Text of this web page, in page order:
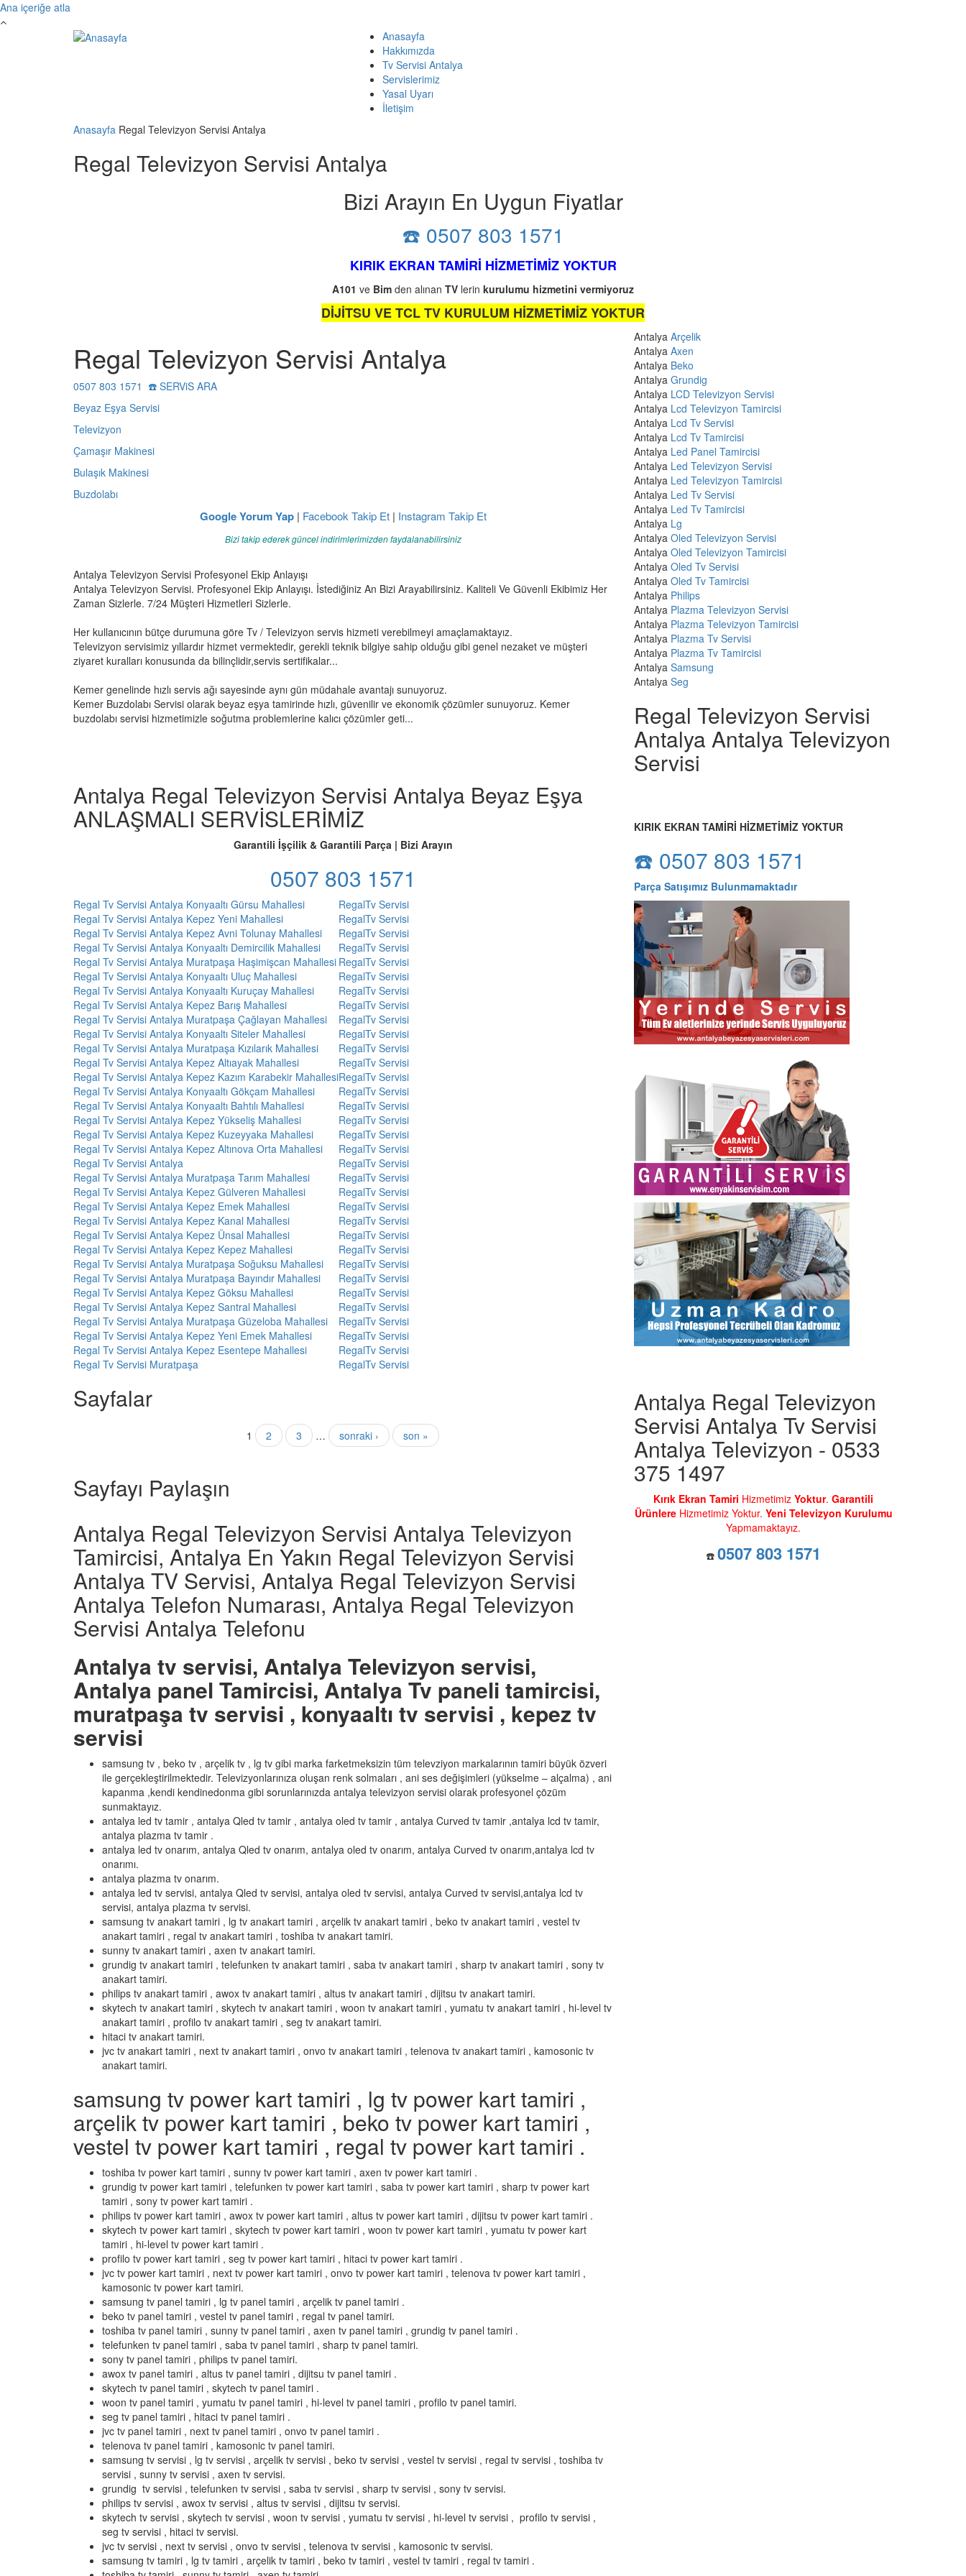
Ana içeriğe atla
Anasayfa
Hakkımızda
Tv Servisi Antalya
Servislerimiz
Yasal Uyarı
İletişim
Anasayfa Regal Televizyon Servisi Antalya
Regal Televizyon Servisi Antalya
Bizi Arayın En Uygun Fiyatlar
☎️ 0507 803 1571
KIRIK EKRAN TAMİRİ HİZMETİMİZ YOKTUR
A101 ve Bim den alınan TV lerin kurulumu hizmetini vermiyoruz
DİJİTSU VE TCL TV KURULUM HİZMETİMİZ YOKTUR
Regal Televizyon Servisi Antalya
0507 803 1571 ☎️ SERViS ARA
Beyaz Eşya Servisi
Televizyon
Çamaşır Makinesi
Bulaşık Makinesi
Buzdolabı
Google Yorum Yap| Facebook Takip Et| Instagram Takip Et
Bizi takip ederek güncel indirimlerimizden faydalanabilirsiniz
Antalya Televizyon Servisi Profesyonel Ekip Anlayışı
Antalya Televizyon Servisi. Profesyonel Ekip Anlayışı. İstediğiniz An Bizi Arayabilirsiniz. Kaliteli Ve Güvenli Ekibimiz Her
Zaman Sizlerle. 7/24 Müşteri Hizmetleri Sizlerle.
Her kullanıcının bütçe durumuna göre Tv / Televizyon servis hizmeti verebilmeyi amaçlamaktayız.
Televizyon servisimiz yıllardır hizmet vermektedir, gerekli teknik bilgiye sahip olduğu gibi genel nezaket ve müşteri
ziyaret kuralları konusunda da bilinçlidir,servis sertifikalar...
Kemer genelinde hızlı servis ağı sayesinde aynı gün müdahale avantajı sunuyoruz.
Kemer Buzdolabı Servisi olarak beyaz eşya tamirinde hızlı, güvenilir ve ekonomik çözümler sunuyoruz. Kemer
buzdolabı servisi hizmetimizle soğutma problemlerine kalıcı çözümler geti...
Antalya Regal Televizyon Servisi Antalya Beyaz Eşya
ANLAŞMALI SERVİSLERİMİZ
Garantili İşçilik & Garantili Parça | Bizi Arayın
0507 803 1571
Regal Tv Servisi Antalya Konyaaltı Gürsu Mahallesi RegalTv Servisi
Regal Tv Servisi Antalya Kepez Yeni Mahallesi
RegalTv Servisi
Regal Tv Servisi Antalya Kepez Avni Tolunay Mahallesi
RegalTv Servisi
Regal Tv Servisi Antalya Konyaaltı Demircilik Mahallesi
RegalTv Servisi
Regal Tv Servisi Antalya Muratpaşa Haşimişcan Mahallesi RegalTv Servisi
Regal Tv Servisi Antalya Konyaaltı Uluç Mahallesi
RegalTv Servisi
Regal Tv Servisi Antalya Konyaaltı Kuruçay Mahallesi
RegalTv Servisi
Regal Tv Servisi Antalya Kepez Barış Mahallesi
RegalTv Servisi
Regal Tv Servisi Antalya Muratpaşa Çağlayan Mahallesi
RegalTv Servisi
Regal Tv Servisi Antalya Konyaaltı Siteler Mahallesi
RegalTv Servisi
Regal Tv Servisi Antalya Muratpaşa Kızılarık Mahallesi
RegalTv Servisi
Regal Tv Servisi Antalya Kepez Altıayak Mahallesi
RegalTv Servisi
Regal Tv Servisi Antalya Kepez Kazım Karabekir MahallesiRegalTv Servisi
Regal Tv Servisi Antalya Konyaaltı Gökçam Mahallesi
RegalTv Servisi
Regal Tv Servisi Antalya Konyaaltı Bahtılı Mahallesi
RegalTv Servisi
Regal Tv Servisi Antalya Kepez Yükseliş Mahallesi
RegalTv Servisi
Regal Tv Servisi Antalya Kepez Kuzeyyaka Mahallesi
RegalTv Servisi
Regal Tv Servisi Antalya Kepez Altınova Orta Mahallesi
RegalTv Servisi
Regal Tv Servisi Antalya
RegalTv Servisi
Regal Tv Servisi Antalya Muratpaşa Tarım Mahallesi
RegalTv Servisi
Regal Tv Servisi Antalya Kepez Gülveren Mahallesi
RegalTv Servisi
Regal Tv Servisi Antalya Kepez Emek Mahallesi
RegalTv Servisi
Regal Tv Servisi Antalya Kepez Kanal Mahallesi
RegalTv Servisi
Regal Tv Servisi Antalya Kepez Ünsal Mahallesi
RegalTv Servisi
Regal Tv Servisi Antalya Kepez Kepez Mahallesi
RegalTv Servisi
Regal Tv Servisi Antalya Muratpaşa Soğuksu Mahallesi
RegalTv Servisi
Regal Tv Servisi Antalya Muratpaşa Bayındır Mahallesi
RegalTv Servisi
Regal Tv Servisi Antalya Kepez Göksu Mahallesi
RegalTv Servisi
Regal Tv Servisi Antalya Kepez Santral Mahallesi
RegalTv Servisi
Regal Tv Servisi Antalya Muratpaşa Güzeloba Mahallesi
RegalTv Servisi
Regal Tv Servisi Antalya Kepez Yeni Emek Mahallesi
RegalTv Servisi
Regal Tv Servisi Antalya Kepez Esentepe Mahallesi
RegalTv Servisi
Regal Tv Servisi Muratpaşa
RegalTv Servisi
Sayfalar
1 2 3 … sonraki › son »
Sayfayı Paylaşın
Antalya Regal Televizyon Servisi Antalya Televizyon
Tamircisi, Antalya En Yakın Regal Televizyon Servisi
Antalya TV Servisi, Antalya Regal Televizyon Servisi
Antalya Telefon Numarası, Antalya Regal Televizyon
Servisi Antalya Telefonu
Antalya tv servisi, Antalya Televizyon servisi,
Antalya panel Tamircisi, Antalya Tv paneli tamircisi,
muratpaşa tv servisi , konyaaltı tv servisi , kepez tv
servisi
samsung tv , beko tv , arçelik tv , lg tv gibi marka farketmeksizin tüm televziyon markalarının tamiri büyük özveri
ile gerçekleştirilmektedir. Televizyonlarınıza oluşan renk solmaları , ani ses değişimleri (yükselme – alçalma) , ani
kapanma ,kendi kendinedonma gibi sorunlarınızda antalya televizyon servisi olarak profesyonel çözüm
sunmaktayız.
antalya led tv tamir , antalya Qled tv tamir , antalya oled tv tamir , antalya Curved tv tamir ,antalya lcd tv tamir,
antalya plazma tv tamir .
antalya led tv onarım, antalya Qled tv onarım, antalya oled tv onarım, antalya Curved tv onarım,antalya lcd tv
onarımı.
antalya plazma tv onarım.
antalya led tv servisi, antalya Qled tv servisi, antalya oled tv servisi, antalya Curved tv servisi,antalya lcd tv
servisi, antalya plazma tv servisi.
samsung tv anakart tamiri , lg tv anakart tamiri , arçelik tv anakart tamiri , beko tv anakart tamiri , vestel tv
anakart tamiri , regal tv anakart tamiri , toshiba tv anakart tamiri.
sunny tv anakart tamiri , axen tv anakart tamiri.
grundig tv anakart tamiri , telefunken tv anakart tamiri , saba tv anakart tamiri , sharp tv anakart tamiri , sony tv
anakart tamiri.
philips tv anakart tamiri , awox tv anakart tamiri , altus tv anakart tamiri , dijitsu tv anakart tamiri.
skytech tv anakart tamiri , skytech tv anakart tamiri , woon tv anakart tamiri , yumatu tv anakart tamiri , hi-level tv
anakart tamiri , profilo tv anakart tamiri , seg tv anakart tamiri.
hitaci tv anakart tamiri.
jvc tv anakart tamiri , next tv anakart tamiri , onvo tv anakart tamiri , telenova tv anakart tamiri , kamosonic tv
anakart tamiri.
samsung tv power kart tamiri , lg tv power kart tamiri ,
arçelik tv power kart tamiri , beko tv power kart tamiri ,
vestel tv power kart tamiri , regal tv power kart tamiri .
toshiba tv power kart tamiri , sunny tv power kart tamiri , axen tv power kart tamiri .
grundig tv power kart tamiri , telefunken tv power kart tamiri , saba tv power kart tamiri , sharp tv power kart
tamiri , sony tv power kart tamiri .
philips tv power kart tamiri , awox tv power kart tamiri , altus tv power kart tamiri , dijitsu tv power kart tamiri .
skytech tv power kart tamiri , skytech tv power kart tamiri , woon tv power kart tamiri , yumatu tv power kart
tamiri , hi-level tv power kart tamiri .
profilo tv power kart tamiri , seg tv power kart tamiri , hitaci tv power kart tamiri .
jvc tv power kart tamiri , next tv power kart tamiri , onvo tv power kart tamiri , telenova tv power kart tamiri ,
kamosonic tv power kart tamiri.
samsung tv panel tamiri , lg tv panel tamiri , arçelik tv panel tamiri .
beko tv panel tamiri , vestel tv panel tamiri , regal tv panel tamiri.
toshiba tv panel tamiri , sunny tv panel tamiri , axen tv panel tamiri , grundig tv panel tamiri .
telefunken tv panel tamiri , saba tv panel tamiri , sharp tv panel tamiri.
sony tv panel tamiri , philips tv panel tamiri.
awox tv panel tamiri , altus tv panel tamiri , dijitsu tv panel tamiri .
skytech tv panel tamiri , skytech tv panel tamiri .
woon tv panel tamiri , yumatu tv panel tamiri , hi-level tv panel tamiri , profilo tv panel tamiri.
seg tv panel tamiri , hitaci tv panel tamiri .
jvc tv panel tamiri , next tv panel tamiri , onvo tv panel tamiri .
telenova tv panel tamiri , kamosonic tv panel tamiri.
samsung tv servisi , lg tv servisi , arçelik tv servisi , beko tv servisi , vestel tv servisi , regal tv servisi , toshiba tv
servisi , sunny tv servisi , axen tv servisi.
grundig tv servisi , telefunken tv servisi , saba tv servisi , sharp tv servisi , sony tv servisi.
philips tv servisi , awox tv servisi , altus tv servisi , dijitsu tv servisi.
skytech tv servisi , skytech tv servisi , woon tv servisi , yumatu tv servisi , hi-level tv servisi , profilo tv servisi ,
seg tv servisi , hitaci tv servisi.
jvc tv servisi , next tv servisi , onvo tv servisi , telenova tv servisi , kamosonic tv servisi.
samsung tv tamiri , lg tv tamiri , arçelik tv tamiri , beko tv tamiri , vestel tv tamiri , regal tv tamiri .
Antalya Arçelik
Antalya Axen
Antalya Beko
Antalya Grundig
Antalya LCD Televizyon Servisi
Antalya Lcd Televizyon Tamircisi
Antalya Lcd Tv Servisi
Antalya Lcd Tv Tamircisi
Antalya Led Panel Tamircisi
Antalya Led Televizyon Servisi
Antalya Led Televizyon Tamircisi
Antalya Led Tv Servisi
Antalya Led Tv Tamircisi
Antalya Lg
Antalya Oled Televizyon Servisi
Antalya Oled Televizyon Tamircisi
Antalya Oled Tv Servisi
Antalya Oled Tv Tamircisi
Antalya Philips
Antalya Plazma Televizyon Servisi
Antalya Plazma Televizyon Tamircisi
Antalya Plazma Tv Servisi
Antalya Plazma Tv Tamircisi
Antalya Samsung
Antalya Seg
Regal Televizyon Servisi
Antalya Antalya Televizyon
Servisi
KIRIK EKRAN TAMİRİ HİZMETİMİZ YOKTUR
☎️ 0507 803 1571
Parça Satışımız Bulunmamaktadır
Antalya Regal Televizyon
Servisi Antalya Tv Servisi
Antalya Televizyon - 0533
375 1497
Kırık Ekran Tamiri Hizmetimiz Yoktur. Garantili
Ürünlere Hizmetimiz Yoktur. Yeni Televizyon Kurulumu
Yapmamaktayız.
☎️ 0507 803 1571